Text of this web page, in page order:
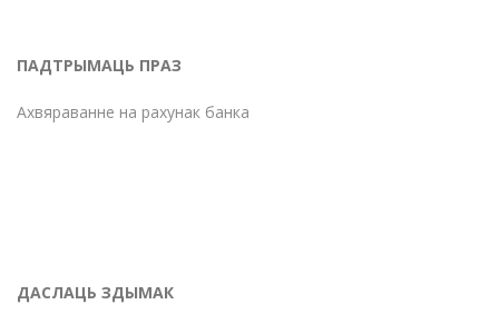
ПАДТРЫМАЦЬ ПРАЗ
Ахвяраванне на рахунак банка
ДАСЛАЦЬ ЗДЫМАК